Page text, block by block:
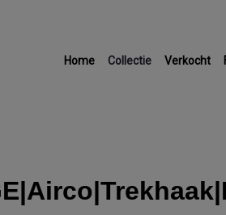
Home Collectie Verkocht